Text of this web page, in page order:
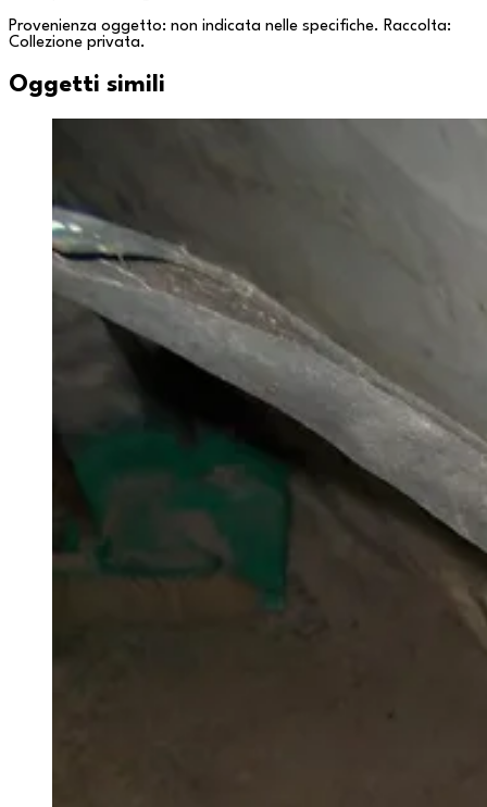
Provenienza oggetto: non indicata nelle specifiche. Raccolta:
Collezione privata.
Oggetti simili